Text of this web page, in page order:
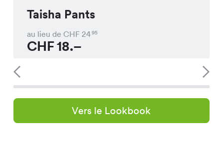
Taisha Pants
au lieu de CHF 2495
CHF18.–
Vers le Lookbook